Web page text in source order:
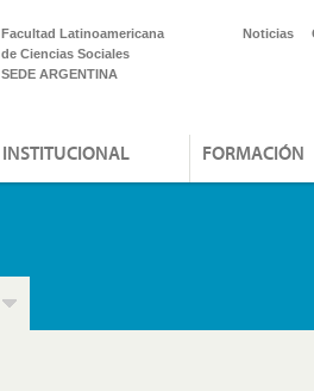
Facultad Latinoamericana
de Ciencias Sociales
SEDE ARGENTINA
Noticias
INSTITUCIONAL FORMACIÓN